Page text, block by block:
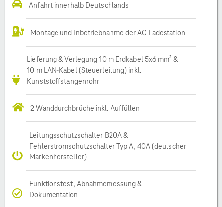
Anfahrt innerhalb Deutschlands
Montage und Inbetriebnahme der AC Ladestation
Lieferung & Verlegung 10 m Erdkabel 5x6 mm² &
10 m LAN-Kabel (Steuerleitung) inkl.
Kunststoffstangenrohr
2 Wanddurchbrüche inkl. Auffüllen
Leitungsschutzschalter B20A &
Fehlerstromschutzschalter Typ A, 40A (deutscher
Markenhersteller)
Funktionstest, Abnahmemessung &
Dokumentation